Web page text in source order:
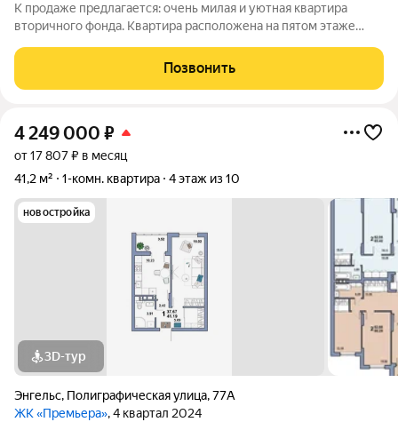
К продаже предлагается: очень милая и уютная квартира
вторичного фонда. Квартира расположена на пятом этаже
пластиковые окна, натяжные потолки, установлена новая
сантехника. Балкон в квартире
Позвонить
4 249 000 ₽
от 17 807 ₽ в месяц
41,2 м²
1-комн. квартира 4 этаж из 10
новостройка
3D-тур
Энгельс, Полиграфическая улица,77А
ЖК «Премьера», 4 квартал 2024